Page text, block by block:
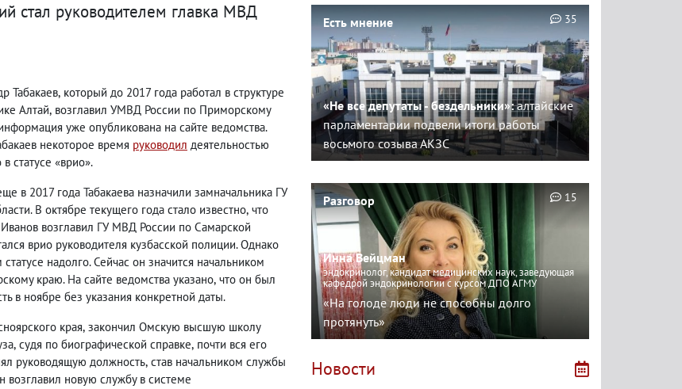
стал руководителем главка МВД
Табакаев, который до 2017 года работал в структуре
Алтай, возглавил УМВД России по Приморскому
уже опубликована на сайте ведомства.
некоторое время руководил деятельностью
в статусе «врио».
в 2017 года Табакаева назначили замначальника ГУ
В октябре текущего года стало известно, что
возглавил ГУ МВД России по Самарской
врио руководителя кузбасской полиции. Однако
надолго. Сейчас он значится начальником
краю. На сайте ведомства указано, что он был
в ноябре без указания конкретной даты.
края, закончил Омскую высшую школу
, судя по биографической справке, почти вся его
руководящую должность, став начальником службы
новую службу в системе
Есть мнение
«Не все депутаты - бездельники»:алтайские
парламентарии подвели итоги работы
восьмого созыва АКЗС
35
Разговор
Инна Вейцман
эндокринолог, кандидат медицинских наук, заведующая
кафедрой эндокринологии с курсом ДПО АГМУ
«На голоде люди не способны долго
протянуть»
15
Новости